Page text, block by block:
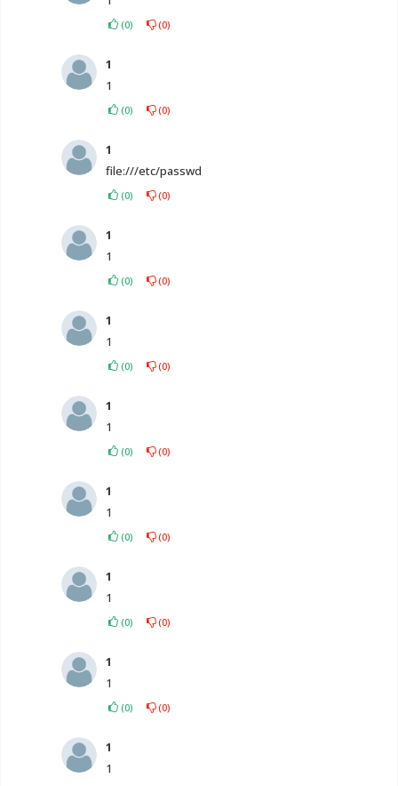
(0) (0)
1
1
(0) (0)
1
file:///etc/passwd
(0) (0)
1
1
(0) (0)
1
1
(0) (0)
1
1
(0) (0)
1
1
(0) (0)
1
1
(0) (0)
1
1
(0) (0)
1
1